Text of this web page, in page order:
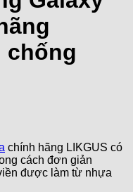
chống
chính hãng LIKGUS có
cách đơn giản
được làm từ nhựa